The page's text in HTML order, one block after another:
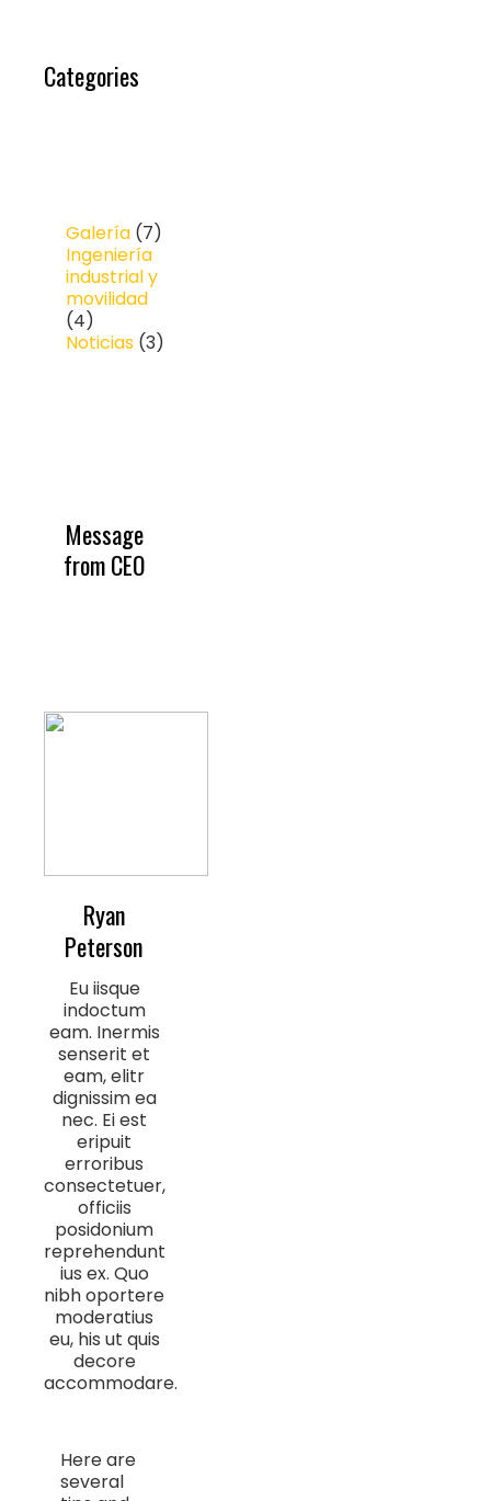
Categories
Galería (7)
Ingeniería
industrial y
movilidad
(4)
Noticias (3)
Message
from CEO
Ryan
Peterson
Eu iisque
indoctum
eam. Inermis
senserit et
eam, elitr
dignissim ea
nec. Ei est
eripuit
erroribus
consectetuer,
officiis
posidonium
reprehendunt
ius ex. Quo
nibh oportere
moderatius
eu, his ut quis
decore
accommodare.
Here are
several